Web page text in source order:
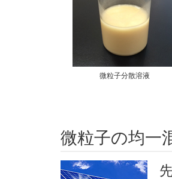
微粒子分散溶液
微粒子の均一